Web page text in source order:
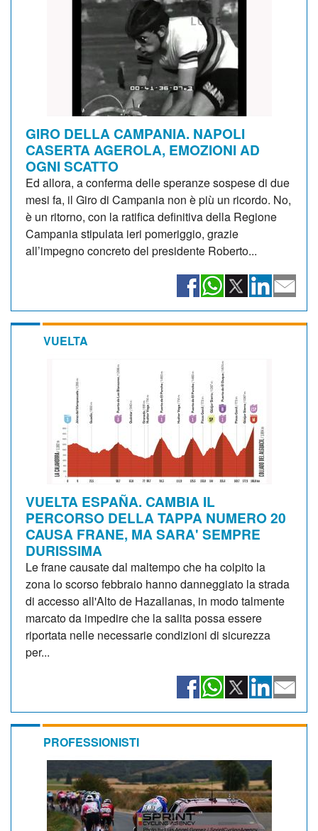
GIRO DELLA CAMPANIA. NAPOLI
CASERTA AGEROLA, EMOZIONI AD
OGNI SCATTO
Ed allora, a conferma delle speranze sospese di due
mesi fa, il Giro di Campania non è più un ricordo. No,
è un ritorno, con la ratifica definitiva della Regione
Campania stipulata ieri pomeriggio, grazie
all’impegno concreto del presidente Roberto...
VUELTA
VUELTA ESPAÑA. CAMBIA IL
PERCORSO DELLA TAPPA NUMERO 20
CAUSA FRANE, MA SARA' SEMPRE
DURISSIMA
Le frane causate dal maltempo che ha colpito la
zona lo scorso febbraio hanno danneggiato la strada
di accesso all'Alto de Hazallanas, in modo talmente
marcato da impedire che la salita possa essere
riportata nelle necessarie condizioni di sicurezza
per...
PROFESSIONISTI